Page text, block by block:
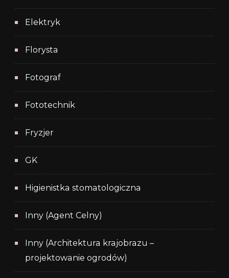
Elektryk
Florysta
Fotograf
Fototechnik
Fryzjer
GK
Higienistka stomatologiczna
Inny (Agent Celny)
Inny (Architektura krajobrazu –
projektowanie ogrodów)